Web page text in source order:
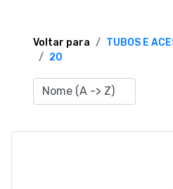
TERMOS E CONDIÇÕES
Voltar para TUBOS E
20